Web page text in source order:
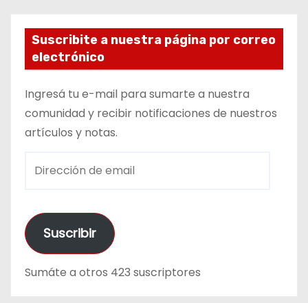
Suscribite a nuestra página por correo
electrónico
Ingresá tu e-mail para sumarte a nuestra
comunidad y recibir notificaciones de nuestros
artículos y notas.
e
c
i
Suscribir
Sumáte a otros 423 suscriptores